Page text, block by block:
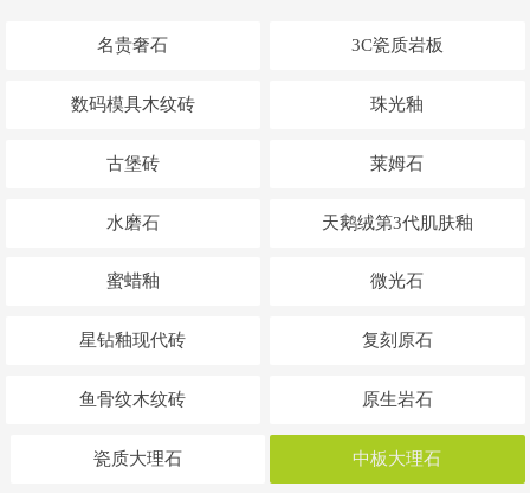
名贵奢石 3C瓷质岩板
数码模具木纹砖 珠光釉
古堡砖 莱姆石
水磨石 天鹅绒第3代肌肤釉
蜜蜡釉 微光石
星钻釉现代砖 复刻原石
鱼骨纹木纹砖 原生岩石
瓷质大理石 中板大理石